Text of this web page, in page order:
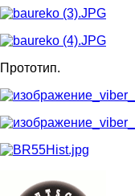
Прототип.